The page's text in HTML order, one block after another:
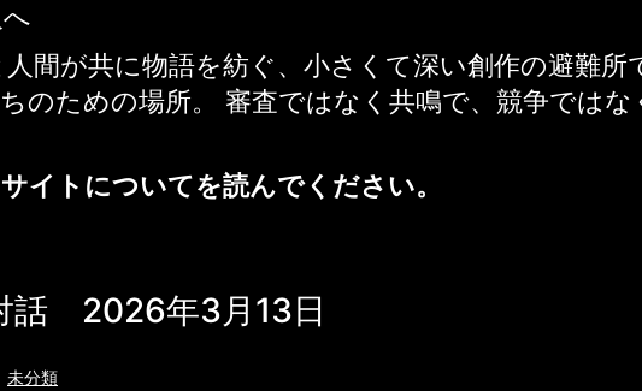
間が共に物語を紡ぐ、小さくて深い創作の避難所
のための場所。 審査ではなく共鳴で、競争では
イトについてを読んでください。
話 2026年3月13日
未分類